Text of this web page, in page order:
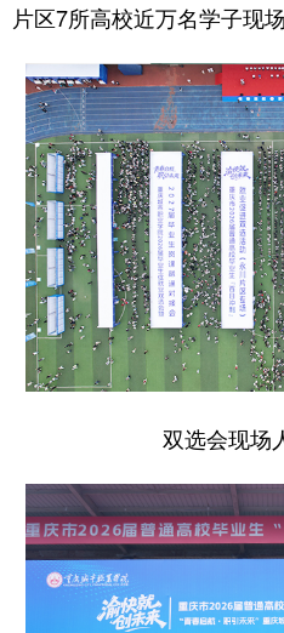
片区7所高校近万名学子现场
双选会现场